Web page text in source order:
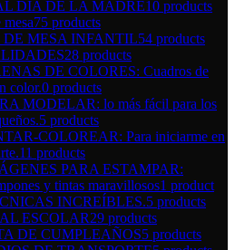
DÍA DE LA MADRE10 products
mesa75 products
DE MESA INFANTIL54 products
28 products
DE COLORES: Cuadros de
color.0 products
MODELAR: lo más fácil para los
5 products
COLOREAR: Para iniciarme en
11 products
PARA ESTAMPAR:
y tintas maravillosos1 product
INCREÍBLES.5 products
ESCOLAR29 products
DE CUMPLEAÑOS5 products